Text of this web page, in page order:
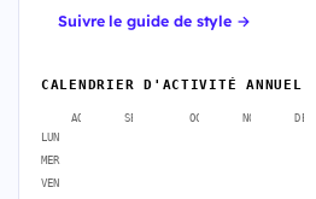
Suivre le guide de style →
CALENDRIER D'ACTIVITÉ ANNUEL
AOÛT SEPT. OCT. NOV. DÉC.
LUN
MER
VEN